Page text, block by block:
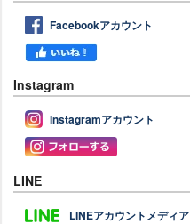
Facebookアカウント
Instagram
Instagramアカウント
LINE
LINEアカウントメディア